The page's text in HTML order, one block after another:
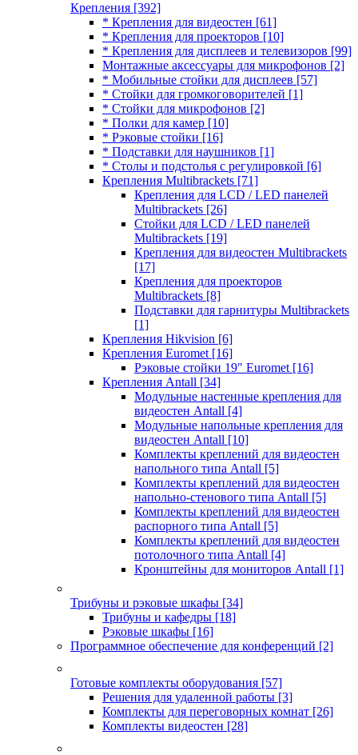
Крепления [392]
* Крепления для видеостен [61]
* Крепления для проекторов [10]
* Крепления для дисплеев и телевизоров [99]
Монтажные аксессуары для микрофонов [2]
* Мобильные стойки для дисплеев [57]
* Стойки для громкоговорителей [1]
* Стойки для микрофонов [2]
* Полки для камер [10]
* Рэковые стойки [16]
* Подставки для наушников [1]
* Столы и подстолья с регулировкой [6]
Крепления Multibrackets [71]
Крепления для LCD / LED панелей
Multibrackets [26]
Стойки для LCD / LED панелей
Multibrackets [19]
Крепления для видеостен Multibrackets
[17]
Крепления для проекторов
Multibrackets [8]
Подставки для гарнитуры Multibrackets
[1]
Крепления Hikvision [6]
Крепления Euromet [16]
Рэковые стойки 19" Euromet [16]
Крепления Antall [34]
Модульные настенные крепления для
видеостен Antall [4]
Модульные напольные крепления для
видеостен Antall [10]
Комплекты креплений для видеостен
напольного типа Antall [5]
Комплекты креплений для видеостен
напольно-стенового типа Antall [5]
Комплекты креплений для видеостен
распорного типа Antall [5]
Комплекты креплений для видеостен
потолочного типа Antall [4]
Кронштейны для мониторов Antall [1]
Трибуны и рэковые шкафы [34]
Трибуны и кафедры [18]
Рэковые шкафы [16]
Программное обеспечение для конференций [2]
Готовые комплекты оборудования [57]
Решения для удаленной работы [3]
Комплекты для переговорных комнат [26]
Комплекты видеостен [28]